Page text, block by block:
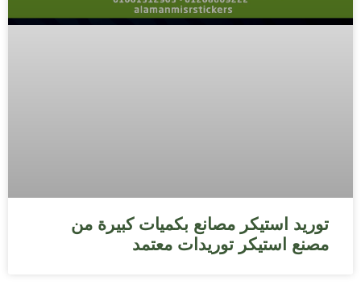
توريد استيكر مصانع بكميات كبيرة من
مصنع استيكر توريدات معتمد